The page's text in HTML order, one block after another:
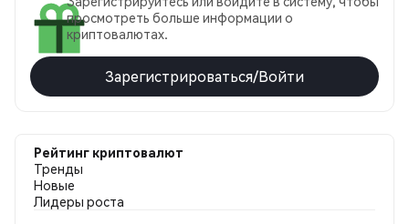
просмотреть больше информации о
криптовалютах.
Зарегистрироваться/Войти
Рейтинг криптовалют
Тренды
Новые
Лидеры роста